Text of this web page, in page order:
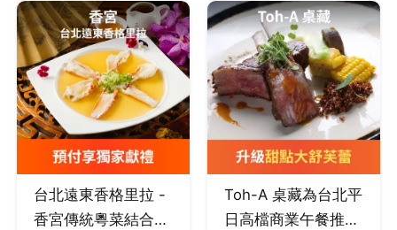
現純粹細緻的日式涮
涮鍋體驗。
美、澳各國牧場頂級
肉品，以乾式熟成或
濕式熟成來呈現牛排
不同風味，此外也提
供嚴選豬排、羊排、
海鮮等頂級主菜，透
過料理經驗豐富主廚
團隊精湛廚藝與外場
貼心服務，完整呈現
台北遠東香格里拉 -
香宮傳統粵菜結合西
Toh-A 桌藏為台北平
日高檔商業午餐推